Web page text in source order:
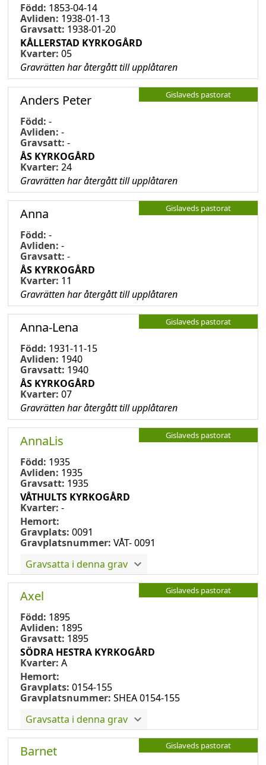
Född: 1853-04-14
Avliden: 1938-01-13
Gravsatt: 1938-01-20
KÅLLERSTAD KYRKOGÅRD
Kvarter: 05
Gravrätten har återgått till upplåtaren
Gislaveds pastorat
Anders Peter
Född: -
Avliden: -
Gravsatt: -
ÅS KYRKOGÅRD
Kvarter: 24
Gravrätten har återgått till upplåtaren
Gislaveds pastorat
Anna
Född: -
Avliden: -
Gravsatt: -
ÅS KYRKOGÅRD
Kvarter: 11
Gravrätten har återgått till upplåtaren
Gislaveds pastorat
Anna-Lena
Född: 1931-11-15
Avliden: 1940
Gravsatt: 1940
ÅS KYRKOGÅRD
Kvarter: 07
Gravrätten har återgått till upplåtaren
Gislaveds pastorat
AnnaLis
Född: 1935
Avliden: 1935
Gravsatt: 1935
VÅTHULTS KYRKOGÅRD
Kvarter: -
Hemort:
Gravplats: 0091
Gravplatsnummer: VÅT- 0091
Gravsatta i denna grav
Gislaveds pastorat
Axel
Född: 1895
Avliden: 1895
Gravsatt: 1895
SÖDRA HESTRA KYRKOGÅRD
Kvarter: A
Hemort:
Gravplats: 0154-155
Gravplatsnummer: SHEA 0154-155
Gravsatta i denna grav
Gislaveds pastorat
Barnet